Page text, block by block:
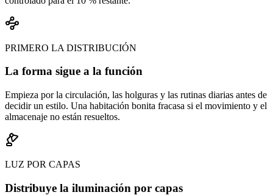
PRIMERO LA DISTRIBUCIÓN
La forma sigue a la función
Empieza por la circulación, las holguras y las rutinas diarias antes de
decidir un estilo. Una habitación bonita fracasa si el movimiento y el
almacenaje no están resueltos.
LUZ POR CAPAS
Distribuye la iluminación por capas